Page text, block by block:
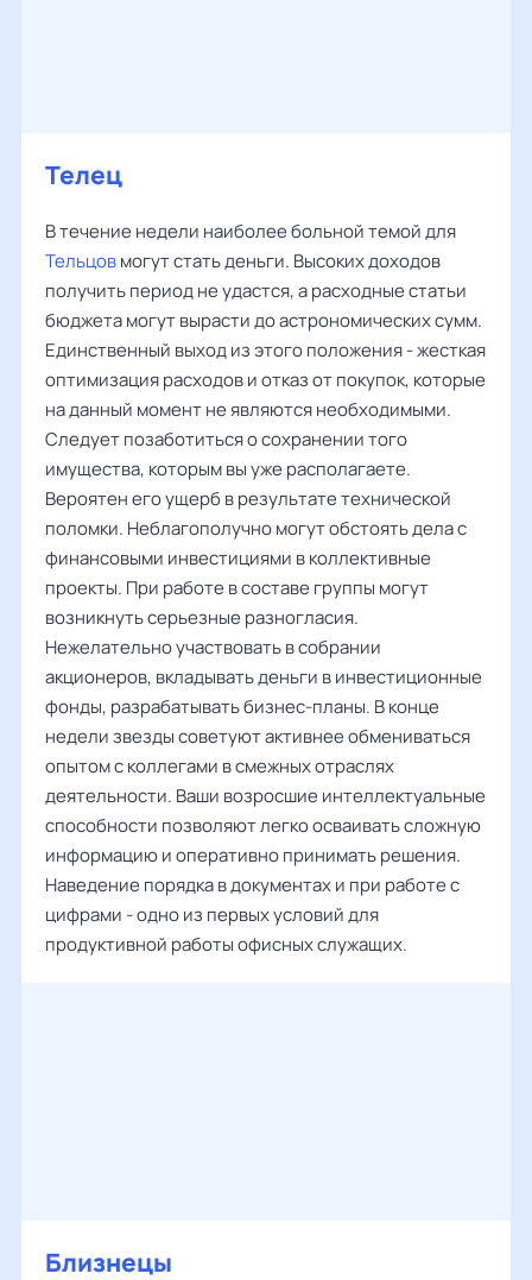
Телец
В течение недели наиболее больной темой для
Тельцовмогут стать деньги. Высоких доходов
получить период не удастся, а расходные статьи
бюджета могут вырасти до астрономических сумм.
Единственный выход из этого положения - жесткая
оптимизация расходов и отказ от покупок, которые
на данный момент не являются необходимыми.
Следует позаботиться о сохранении того
имущества, которым вы уже располагаете.
Вероятен его ущерб в результате технической
поломки. Неблагополучно могут обстоять дела с
финансовыми инвестициями в коллективные
проекты. При работе в составе группы могут
возникнуть серьезные разногласия.
Нежелательно участвовать в собрании
акционеров, вкладывать деньги в инвестиционные
фонды, разрабатывать бизнес-планы. В конце
недели звезды советуют активнее обмениваться
опытом с коллегами в смежных отраслях
деятельности. Ваши возросшие интеллектуальные
способности позволяют легко осваивать сложную
информацию и оперативно принимать решения.
Наведение порядка в документах и при работе с
цифрами - одно из первых условий для
продуктивной работы офисных служащих.
Близнецы